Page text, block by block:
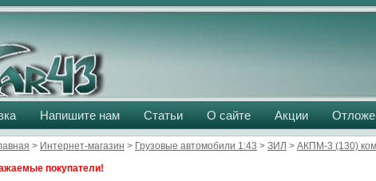
Напишите нам Статьи О сайте Акции
> Интернет-магазин > Грузовые автомобили 1:43 > ЗИЛ > АКПМ-3 (130)
покупатели!